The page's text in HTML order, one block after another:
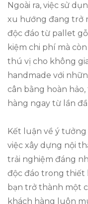
Ngoài ra, việc sử
xu hướng đang trở
độc đáo từ pallet
kiệm chi phí mà
thú vị cho không
handmade với
cân bằng hoàn
hàng ngay từ lần
Kết luận về ý
việc xây dựng nội
trải nghiệm đáng
độc đáo trong thiết
bạn trở thành một
khách hàng luôn